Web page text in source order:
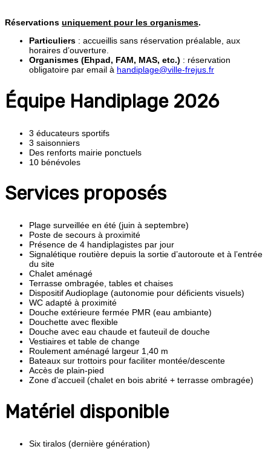
Réservations uniquement pour les organismes.
Particuliers : accueillis sans réservation préalable, aux
horaires d’ouverture.
Organismes (Ehpad, FAM, MAS, etc.) : réservation
obligatoire par email à handiplage@ville-frejus.fr
Équipe Handiplage 2026
3 éducateurs sportifs
3 saisonniers
Des renforts mairie ponctuels
10 bénévoles
Services proposés
Plage surveillée en été (juin à septembre)
Poste de secours à proximité
Présence de 4 handiplagistes par jour
Signalétique routière depuis la sortie d’autoroute et à l’entrée
du site
Chalet aménagé
Terrasse ombragée, tables et chaises
Dispositif Audioplage (autonomie pour déficients visuels)
WC adapté à proximité
Douche extérieure fermée PMR (eau ambiante)
Douchette avec flexible
Douche avec eau chaude et fauteuil de douche
Vestiaires et table de change
Roulement aménagé largeur 1,40 m
Bateaux sur trottoirs pour faciliter montée/descente
Accès de plain-pied
Zone d’accueil (chalet en bois abrité + terrasse ombragée)
Matériel disponible
Six tiralos (dernière génération)